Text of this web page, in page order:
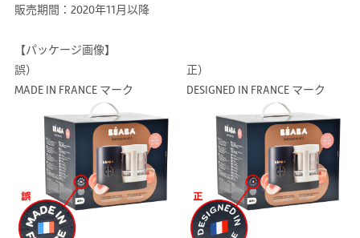
販売期間：2020年11月以降
【パッケージ画像】
誤）
MADE IN FRANCE マーク
正）
DESIGNED IN FRANCE マーク